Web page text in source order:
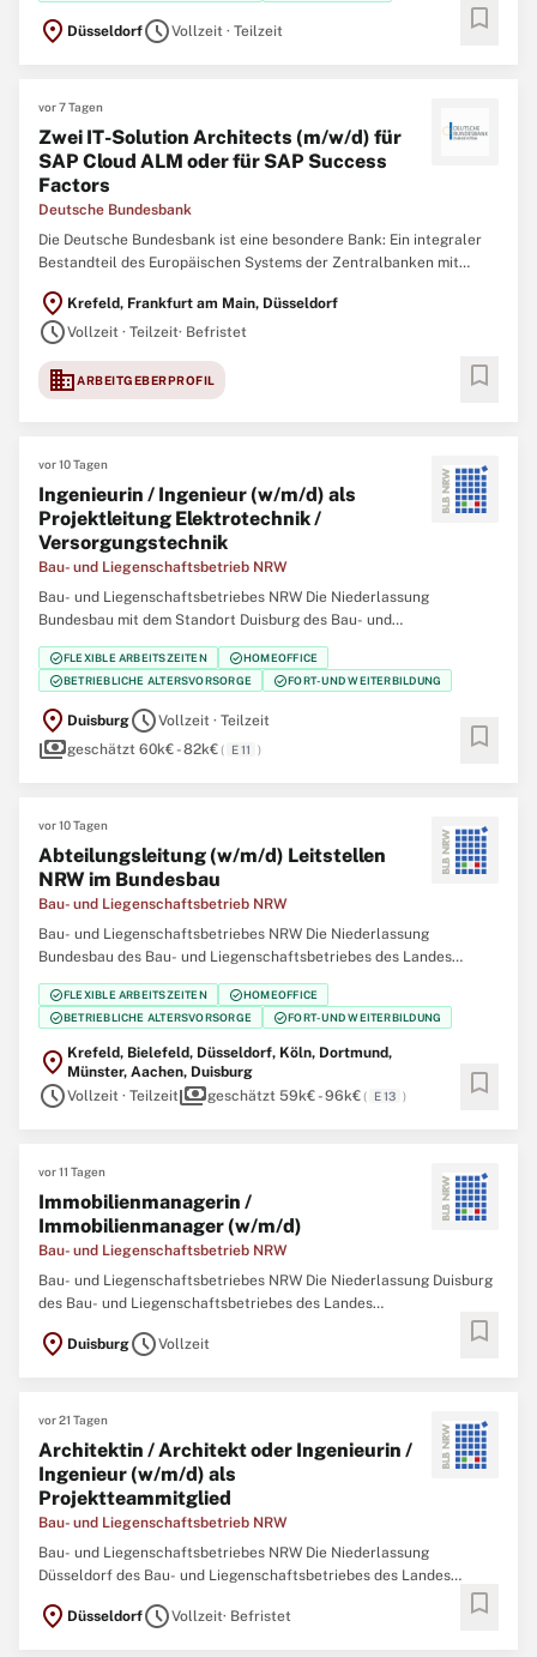
location_on DüsseldorfscheduleVollzeit · Teilzeit bookmark
vor 7 Tagen
Zwei IT-Solution Architects (m/w/d) für
SAP Cloud ALM oder für SAP Success
Factors
Deutsche Bundesbank
Die Deutsche Bundesbank ist eine besondere Bank: Ein integraler
Bestandteil des Europäischen Systems der Zentralbanken mit
Geldpolitik und im Zahlungsverkehr in Deutschland. Allem voran
jedoch sind wir ein starkes Team
location_on Krefeld, Frankfurt am Main, Düsseldorf
scheduleVollzeit · Teilzeit· Befristet
domainARBEITGEBERPROFIL bookmark
vor 10 Tagen
Ingenieurin / Ingenieur (w/m/d) als
Projektleitung Elektrotechnik /
Versorgungstechnik
Bau- und Liegenschaftsbetrieb NRW
Bau- und Liegenschaftsbetriebes NRW Die Niederlassung
Bundesbau mit dem Standort Duisburg des Bau- und
Liegenschaftsbetriebes des Landes Nordrhein‑Westfalen (BLB
NRW) sucht zum nächstmöglichen Zeitpunkt eine/einen Ingenieurin
/ Ingenieur (w/m/d) als Projektleitung Elektrotechnik /
check_circleFLEXIBLE ARBEITSZEITEN check_circleHOMEOFFICE
check_circleBETRIEBLICHE ALTERSVORSORGE check_circleFORT- UND WEITERBILDUNG
location_on DuisburgscheduleVollzeit · Teilzeit
paymentsgeschätzt 60k€ - 82k€( E 11 ) bookmark
vor 10 Tagen
Abteilungsleitung (w/m/d) Leitstellen
NRW im Bundesbau
Bau- und Liegenschaftsbetrieb NRW
Bau- und Liegenschaftsbetriebes NRW Die Niederlassung
Bundesbau des Bau- und Liegenschaftsbetriebes des Landes
Nordrhein‑Westfalen (BLB NRW) sucht zum nächstmöglichen
Zeitpunkt eine Abteilungsleitung (w/m/d) Leitstellen NRW im
Bundesbau Der Bau- und Liegenschaftsbetrieb NRW ist Eigentümer,
check_circleFLEXIBLE ARBEITSZEITEN check_circleHOMEOFFICE
check_circleBETRIEBLICHE ALTERSVORSORGE check_circleFORT- UND WEITERBILDUNG
location_on Krefeld, Bielefeld, Düsseldorf, Köln, Dortmund,
Münster, Aachen, Duisburg
scheduleVollzeit · Teilzeitpaymentsgeschätzt 59k€ - 96k€( E 13 ) bookmark
vor 11 Tagen
Immobilienmanagerin /
Immobilienmanager (w/m/d)
Bau- und Liegenschaftsbetrieb NRW
Bau- und Liegenschaftsbetriebes NRW Die Niederlassung Duisburg
des Bau- und Liegenschaftsbetriebes des Landes
Zeitpunkt eine/einen Immobilienmanagerin / Immobilienmanager
location_on DuisburgscheduleVollzeit bookmark
vor 21 Tagen
Architektin / Architekt oder Ingenieurin /
Ingenieur (w/m/d) als
Projektteammitglied
Bau- und Liegenschaftsbetrieb NRW
Bau- und Liegenschaftsbetriebes NRW Die Niederlassung
Düsseldorf des Bau- und Liegenschaftsbetriebes des Landes
Zeitpunkt eine/n Architektin / Architekten oder Ingenieurin /
location_on DüsseldorfscheduleVollzeit· Befristet bookmark